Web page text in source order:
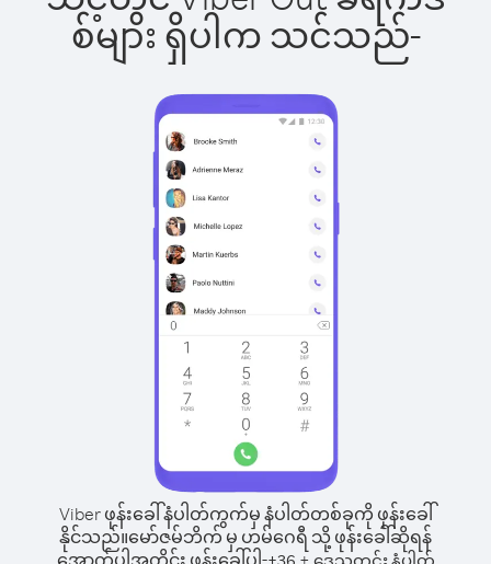
စ်များ ရှိပါက သင်သည်-
Viber ဖုန်းခေါ်နံပါတ်ကွက်မှ နံပါတ်တစ်ခုကို ဖုန်းခေါ်
နိုင်သည်။မော်ဇမ်ဘိက် မှ ဟမ်ဂေရီ သို့ ဖုန်းခေါ်ဆိုရန်
အောက်ပါအတိုင်း ဖုန်းခေါ်ပါ-
+